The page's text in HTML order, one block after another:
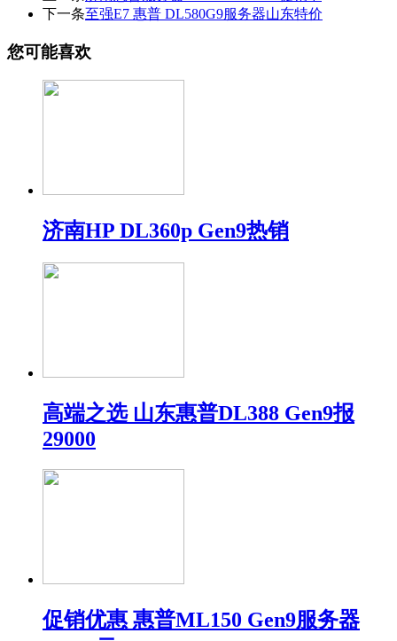
下一条至强E7 惠普 DL580G9服务器山东特价
您可能喜欢
济南HP DL360p Gen9热销
高端之选 山东惠普DL388 Gen9报
29000
促销优惠 惠普ML150 Gen9服务器